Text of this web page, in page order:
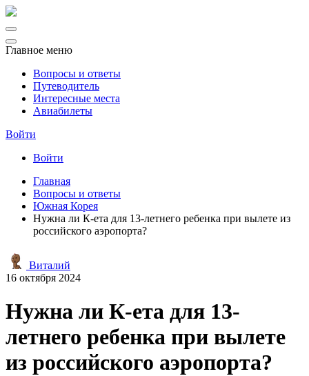
Главное меню
Вопросы и ответы
Путеводитель
Интересные места
Авиабилеты
Войти
Войти
Главная
Вопросы и ответы
Южная Корея
Нужна ли К-ета для 13-летнего ребенка при вылете из
российского аэропорта?
Виталий
16 октября 2024
Нужна ли К-ета для 13-
летнего ребенка при вылете
из российского аэропорта?